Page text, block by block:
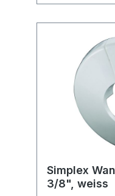
Simplex
3/8", weiss